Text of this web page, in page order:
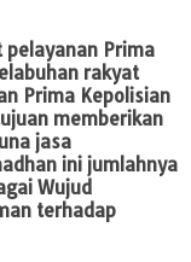
pelayanan Prima
rakyat
Prima Kepolisian
memberikan
jasa
ini jumlahnya
Wujud
terhadap